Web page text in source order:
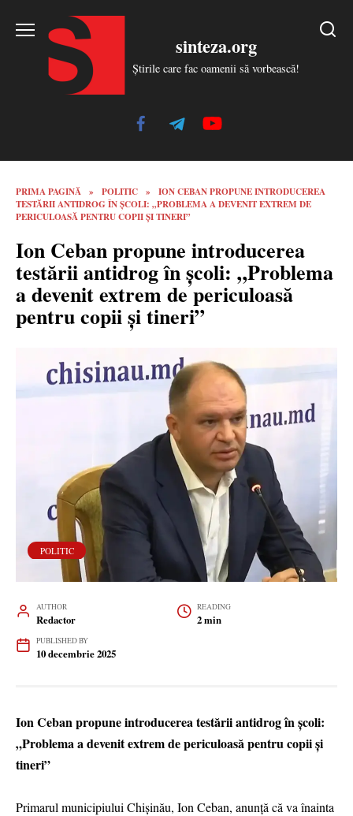
sinteza.org
Știrile care fac oamenii să vorbească!
PRIMA PAGINĂ » POLITIC »
ION CEBAN PROPUNE INTRODUCEREA
TESTĂRII ANTIDROG ÎN ȘCOLI: „PROBLEMA A DEVENIT EXTREM DE
PERICULOASĂ PENTRU COPII ȘI TINERI”
Ion Ceban propune introducerea
testării antidrog în școli: „Problema
a devenit extrem de periculoasă
pentru copii și tineri”
POLITIC
AUTHOR
Redactor
READING
2 min
PUBLISHED BY
10 decembrie 2025
Ion Ceban propune introducerea testării antidrog în școli:
„Problema a devenit extrem de periculoasă pentru copii și
tineri”
Primarul municipiului Chișinău, Ion Ceban, anunță că va înainta